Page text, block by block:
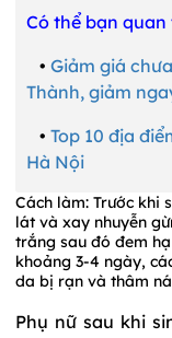
Có thể bạn quan
• Giảm giá
Thành, giảm
• Top 10 địa
Hà Nội
Cách làm: Trước khi
lát và xay nhuyễn
trắng sau đó đem
khoảng 3-4 ngày,
da bị rạn và thâm
Phụ nữ sau khi